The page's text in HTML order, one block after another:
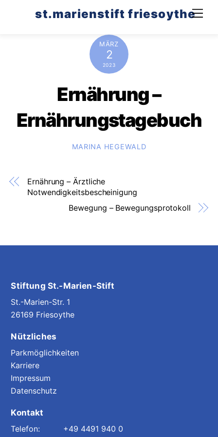
st.marienstift friesoythe
MÄRZ
2
2023
Ernährung –
Ernährungstagebuch
MARINA HEGEWALD
Ernährung – Ärztliche
Notwendigkeitsbescheinigung
Bewegung – Bewegungsprotokoll
Stiftung St.-Marien-Stift
St.-Marien-Str. 1
26169 Friesoythe
Nützliches
Parkmöglichkeiten
Karriere
Impressum
Datenschutz
Kontakt
+49 4491 940 0